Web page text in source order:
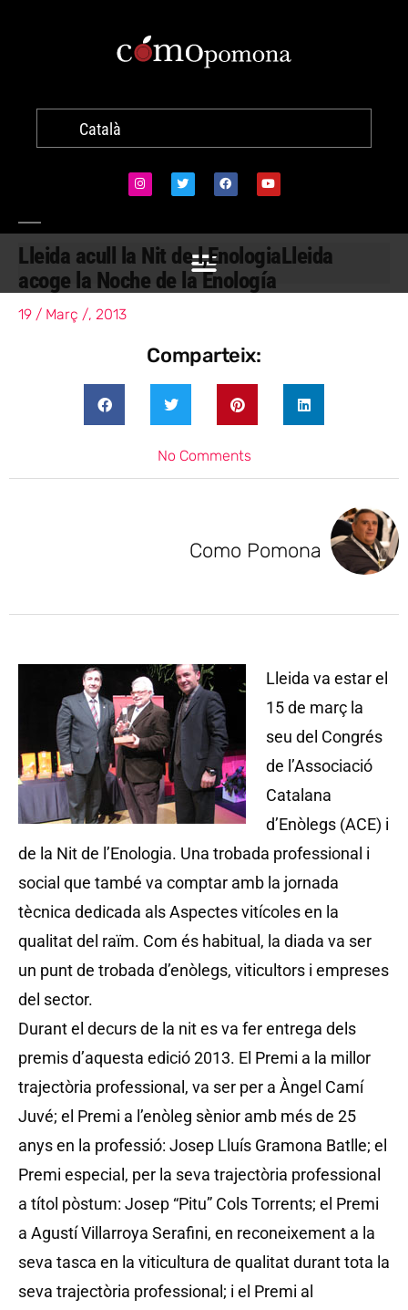
Català
Lleida acull la Nit de l,EnologiaLleida
acoge la Noche de la Enología
19 / Març /, 2013
Comparteix:
No Comments
Como Pomona
Lleida va estar el
15 de març la
seu del Congrés
de l’Associació
Catalana
d’Enòlegs (ACE) i
de la Nit de l’Enologia. Una trobada professional i
social que també va comptar amb la jornada
tècnica dedicada als Aspectes vitícoles en la
qualitat del raïm. Com és habitual, la diada va ser
un punt de trobada d’enòlegs, viticultors i empreses
del sector.
Durant el decurs de la nit es va fer entrega dels
premis d’aquesta edició 2013. El Premi a la millor
trajectòria professional, va ser per a Àngel Camí
Juvé; el Premi a l’enòleg sènior amb més de 25
anys en la professió: Josep Lluís Gramona Batlle; el
Premi especial, per la seva trajectòria professional
a títol pòstum: Josep “Pitu” Cols Torrents; el Premi
a Agustí Villarroya Serafini, en reconeixement a la
seva tasca en la viticultura de qualitat durant tota la
seva trajectòria professional; i el Premi al